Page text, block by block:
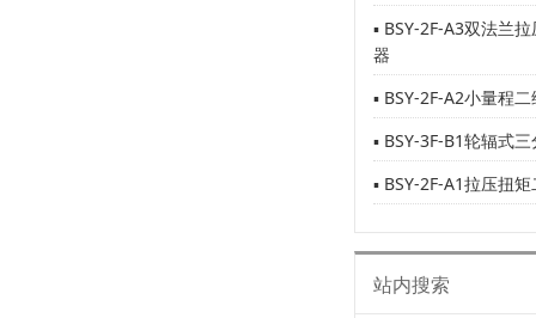
▪ BSY-2F-A3双法兰
器
▪ BSY-2F-A2小量程
▪ BSY-3F-B1轮辐式
▪ BSY-2F-A1拉压扭
站内搜索